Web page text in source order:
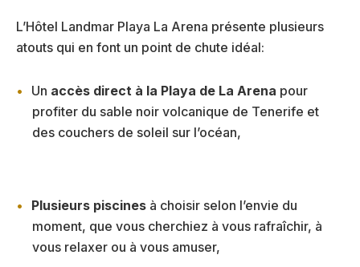
L’Hôtel Landmar Playa La Arena présente plusieurs
atouts qui en font un point de chute idéal:
Un accès direct à la Playa de La Arena pour
profiter du sable noir volcanique de Tenerife et
des couchers de soleil sur l’océan,
Plusieurs piscines à choisir selon l’envie du
moment, que vous cherchiez à vous rafraîchir, à
vous relaxer ou à vous amuser,